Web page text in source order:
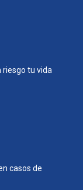
riesgo tu vida
casos de